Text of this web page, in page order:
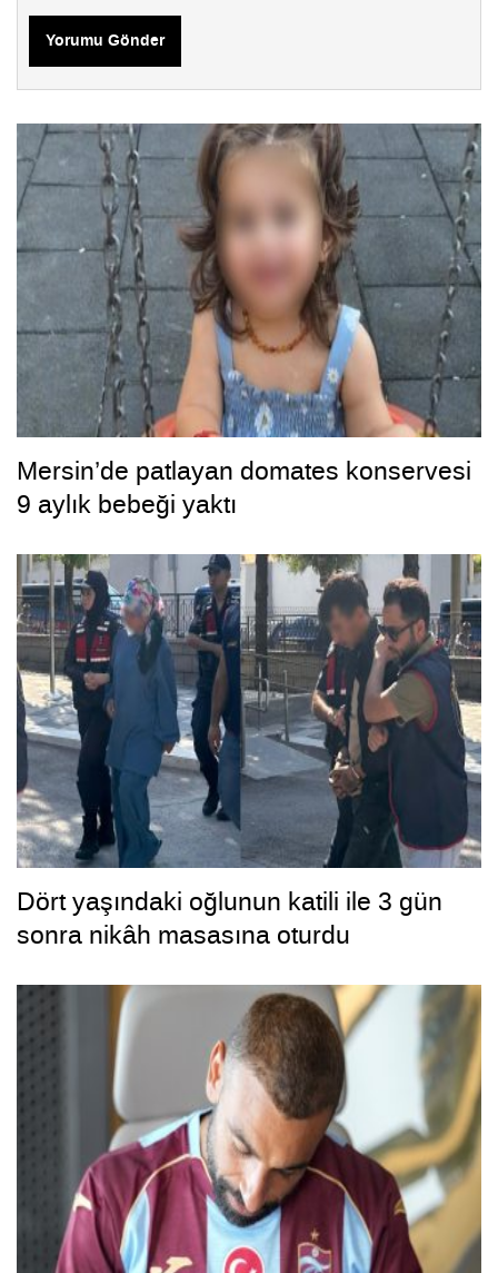
Yorumu Gönder
Mersin’de patlayan domates konservesi
9 aylık bebeği yaktı
Dört yaşındaki oğlunun katili ile 3 gün
sonra nikâh masasına oturdu